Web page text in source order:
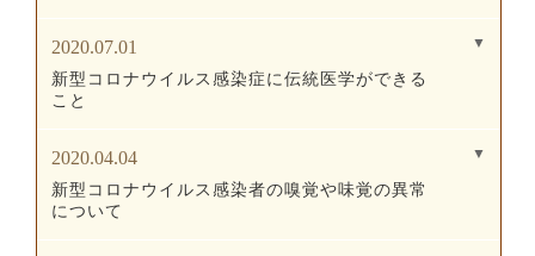
2020.07.01
新型コロナウイルス感染症に伝統医学ができる
こと
2020.04.04
新型コロナウイルス感染者の嗅覚や味覚の異常
について